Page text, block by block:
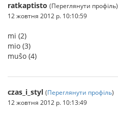
ratkaptisto (Переглянути профіль)
12 жовтня 2012 р. 10:10:59
mi (2)
mio (3)
muŝo (4)
czas_i_styl (Переглянути профіль)
12 жовтня 2012 р. 10:13:49